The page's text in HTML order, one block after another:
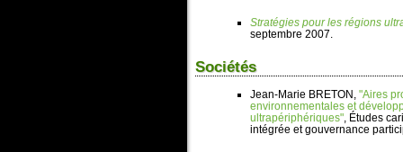
Stratégies pour les régions
septembre 2007.
Sociétés
Jean-Marie BRETON, "Aires
environnementales et
ultrapériphériques", Études
intégrée et gouvernance